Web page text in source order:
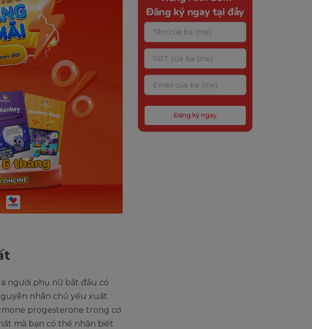
người phụ nữ bắt đầu có
nhân chủ yếu xuất
progesterone trong cơ
mà bạn có thể nhận biết
Đăng ký ngay tại đây
Đăng ký ngay